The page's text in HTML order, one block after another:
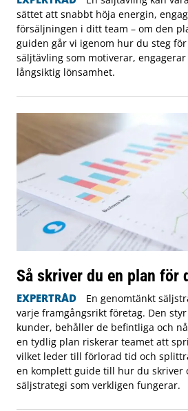
sättet att snabbt höja energin,
försäljningen i ditt team – om den
guiden går vi igenom hur du steg
säljtävling som motiverar,
långsiktig lönsamhet.
Så skriver du en plan för
EXPERTRÅD
En genomtänkt
varje framgångsrikt företag. Den
kunder, behåller de befintliga och
en tydlig plan riskerar teamet att
vilket leder till förlorad tid och
en komplett guide till hur du skriver
säljstrategi som verkligen fungerar.